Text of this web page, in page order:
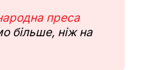
преса
більше, ніж на